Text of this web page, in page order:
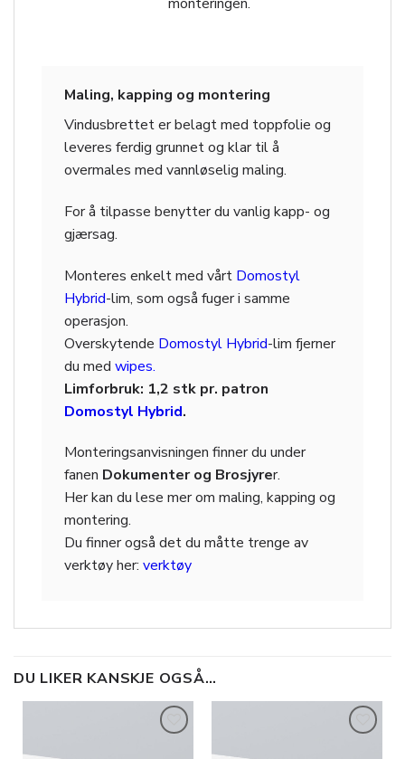
Maling, kapping og montering
Vindusbrettet er belagt med toppfolie og
leveres ferdig grunnet og klar til å
overmales med vannløselig maling.
For å tilpasse benytter du vanlig kapp- og
gjærsag.
Monteres enkelt med vårt Domostyl
Hybrid-lim, som også fuger i samme
operasjon.
Overskytende Domostyl Hybrid-lim fjerner
du med wipes.
Limforbruk: 1,2 stk pr. patron
Domostyl Hybrid.
Monteringsanvisningen finner du under
fanen Dokumenter og Brosjyrer.
Her kan du lese mer om maling, kapping og
montering.
Du finner også det du måtte trenge av
verktøy her: verktøy
DU LIKER KANSKJE OGSÅ…